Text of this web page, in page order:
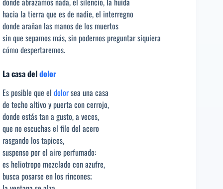
hacia la tierra que es de nadie, el interregno
donde arañan las manos de los muertos
sin que sepamos más, sin podernos preguntar siquiera
cómo despertaremos.
La casa deldolor
Es posible que el dolorsea una casa
de techo altivo y puerta con cerrojo,
donde estás tan a gusto, a veces,
que no escuchas el filo del acero
rasgando los tapices,
suspenso por el aire perfumado:
es heliotropo mezclado con azufre,
busca posarse en los rincones;